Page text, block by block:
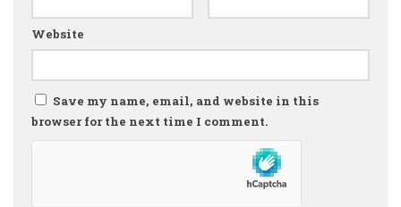
Website
Save my name, email, and website in this
browser for the next time I comment.